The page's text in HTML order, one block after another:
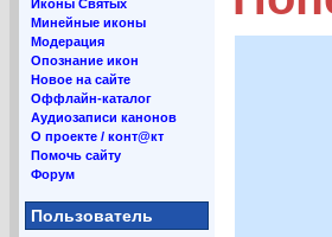
Иконы Святых
Минейные иконы
Модерация
Опознание икон
Новое на сайте
Оффлайн-каталог
Аудиозаписи канонов
О проекте / конт@кт
Помочь сайту
Форум
Пользователь